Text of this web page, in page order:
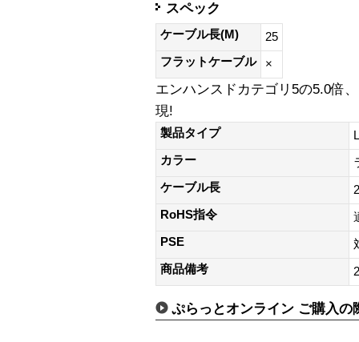
スペック
ケーブル長(M)
25
フラットケーブル
×
エンハンスドカテゴリ5の5.0倍
現!
製品タイプ
カラー
ケーブル長
RoHS指令
PSE
商品備考
ぷらっとオンライン ご購入の